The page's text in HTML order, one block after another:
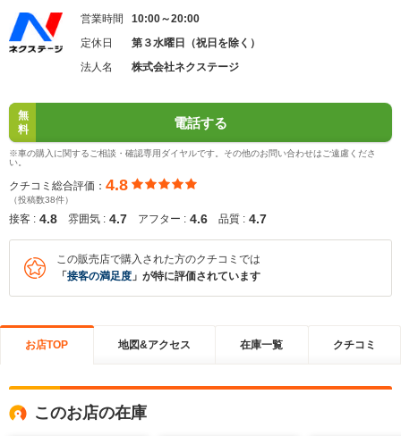
営業時間
10:00～20:00
定休日
第３水曜日（祝日を除く）
法人名
株式会社ネクステージ
無
料
電話する
※車の購入に関するご相談・確認専用ダイヤルです。その他のお問い合わせはご遠慮くださ
い。
クチコミ総合評価： 4.8
（投稿数38件）
接客 : 4.8 雰囲気 : 4.7 アフター : 4.6 品質 : 4.7
この販売店で購入された方のクチコミでは
「 接客の満足度 」が特に評価されています
お店TOP 地図&アクセス 在庫一覧 クチコミ
このお店の在庫